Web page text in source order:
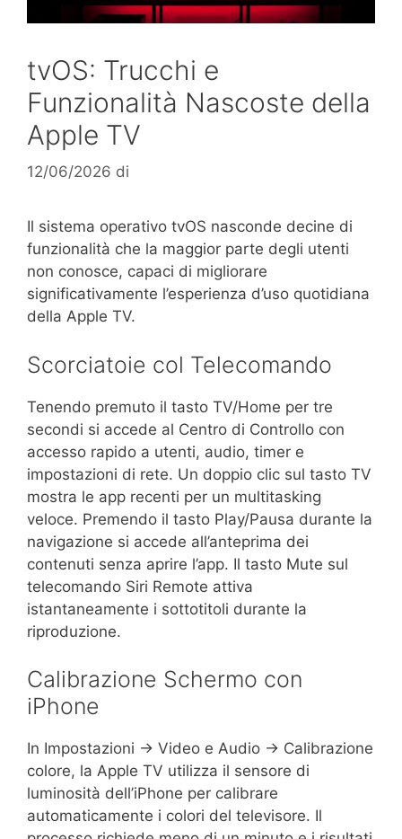
tvOS: Trucchi e
Funzionalità Nascoste della
Apple TV
12/06/2026 di
Il sistema operativo tvOS nasconde decine di
funzionalità che la maggior parte degli utenti
non conosce, capaci di migliorare
significativamente l’esperienza d’uso quotidiana
della Apple TV.
Scorciatoie col Telecomando
Tenendo premuto il tasto TV/Home per tre
secondi si accede al Centro di Controllo con
accesso rapido a utenti, audio, timer e
impostazioni di rete. Un doppio clic sul tasto TV
mostra le app recenti per un multitasking
veloce. Premendo il tasto Play/Pausa durante la
navigazione si accede all’anteprima dei
contenuti senza aprire l’app. Il tasto Mute sul
telecomando Siri Remote attiva
istantaneamente i sottotitoli durante la
riproduzione.
Calibrazione Schermo con
iPhone
In Impostazioni → Video e Audio → Calibrazione
colore, la Apple TV utilizza il sensore di
luminosità dell’iPhone per calibrare
automaticamente i colori del televisore. Il